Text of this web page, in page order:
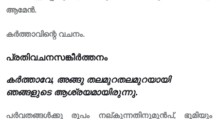
ആമേൻ.
കർത്താവിന്റെ വചനം.
പ്രതിവചനസങ്കീർത്തനം
കർത്താവേ, അങ്ങു തലമുറതലമുറയായി
ഞങ്ങളുടെ ആശ്രയമായിരുന്നു.
പർവതങ്ങൾക്കു രൂപം നല്‌കുന്നതിനുമുൻപ്, ഭൂമിയും